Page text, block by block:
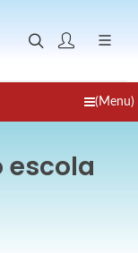
(Menu)
escola